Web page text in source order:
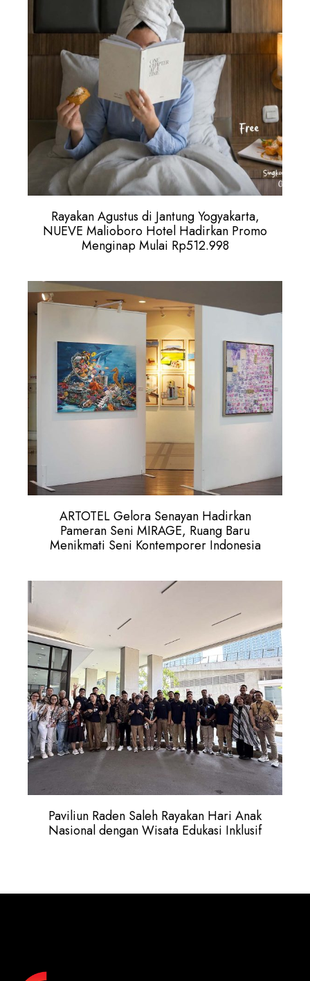
Rayakan Agustus di Jantung Yogyakarta,
NUEVE Malioboro Hotel Hadirkan Promo
Menginap Mulai Rp512.998
ARTOTEL Gelora Senayan Hadirkan
Pameran Seni MIRAGE, Ruang Baru
Menikmati Seni Kontemporer Indonesia
Paviliun Raden Saleh Rayakan Hari Anak
Nasional dengan Wisata Edukasi Inklusif